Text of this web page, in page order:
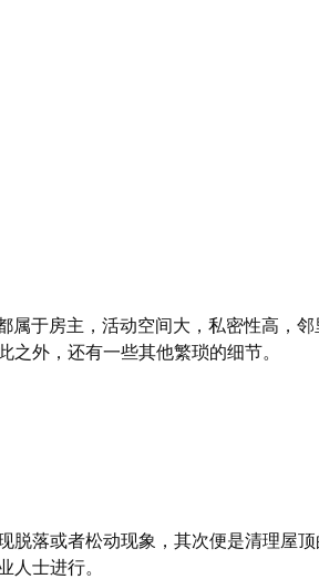
于房主，活动空间大，私密性高，邻
外，还有一些其他繁琐的细节。
落或者松动现象，其次便是清理屋
士进行。